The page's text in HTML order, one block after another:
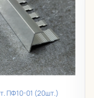
ПФ10-01 (20шт.)